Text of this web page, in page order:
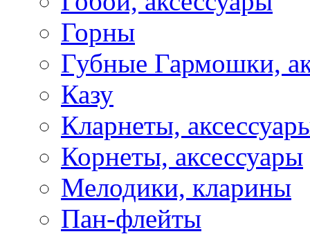
Горны
Губные Гармошки,
Казу
Кларнеты,
Корнеты, аксессуары
Мелодики, кларины
Пан-флейты